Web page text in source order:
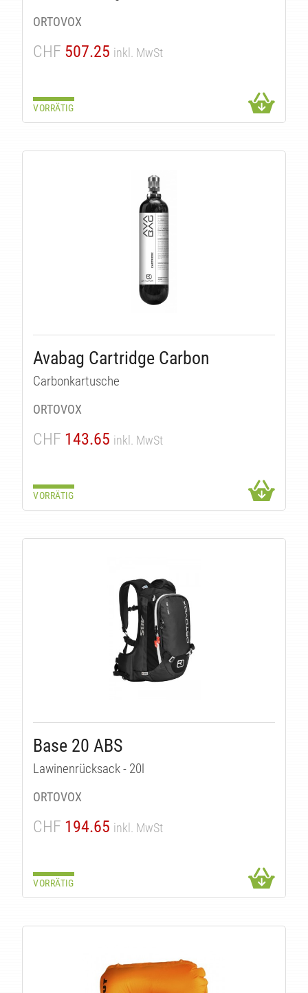
ORTOVOX
CHF 507.25 inkl. MwSt
VORRÄTIG
Avabag Cartridge Carbon
Carbonkartusche
ORTOVOX
CHF 143.65 inkl. MwSt
VORRÄTIG
Base 20 ABS
Lawinenrücksack - 20l
ORTOVOX
CHF 194.65 inkl. MwSt
VORRÄTIG